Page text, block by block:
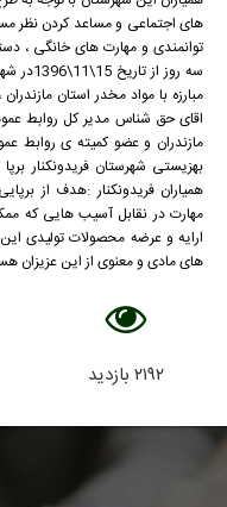
های اجتماعی و مساعد کردن نظر
توانمندی و مهارت های خانگی ،
سه روز
مبارزه با مواد مخدر استان
اقای حق شناس مدیر کل روابط
مازندران و عضو کمیته ی روابط
بهزیستی شهرستان فریدونکنار
همیاران فریدونکنار :هدف از
مهارت در نقابل آسیب هایی که
ارایه و عرضه محصولات تولیدی
های مادی و معنوی از این عزیزان
۲۱۹۲ بازدید